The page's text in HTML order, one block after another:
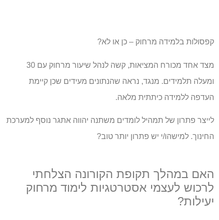
קפסולות בלמידה מרחוק – כן או לא?
מצד אחד מכורח המציאות, קשה לנהל שיעור מרחוק עם 30
ומעלה תלמידים. מנגד, נראה שהנתונים מעידים שכן קיימת
העדפה ללמידה כיתתית מלאה.
לייצר פתרון של תמהיל לומדים משתנה יהווה אתגר נוסף למערכת
החינוך. למישהו/י יש פתרון יותר טוב?
האם במהלך תקופת הקורונה הצלחתי
לרכוש לעצמי אסטרטגיות לימוד מרחוק
יעילות?